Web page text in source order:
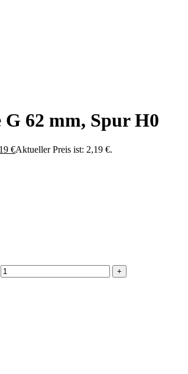
62 mm, Spur H0
€Aktueller Preis ist: 2,19 €.